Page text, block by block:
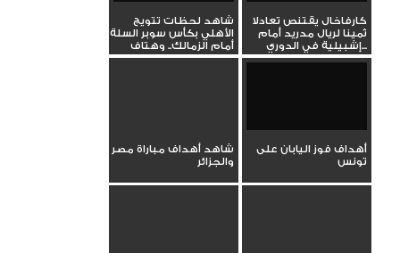
كارفاخال يقتنص تعادلا
ثمينا لريال مدريد أمام
إشبيلية في الدوري...
شاهد لحظات تتويج
الأهلي بكأس سوبر السلة
أمام الزمالك.. وهتاف
خاص...
أهداف فوز اليابان على
تونس
شاهد أهداف مباراة مصر
والجزائر